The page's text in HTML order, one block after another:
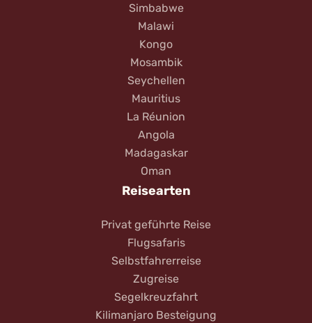
Simbabwe
Malawi
Kongo
Mosambik
Seychellen
Mauritius
La Réunion
Angola
Madagaskar
Oman
Reisearten
Privat geführte Reise
Flugsafaris
Selbstfahrerreise
Zugreise
Segelkreuzfahrt
Kilimanjaro Besteigung